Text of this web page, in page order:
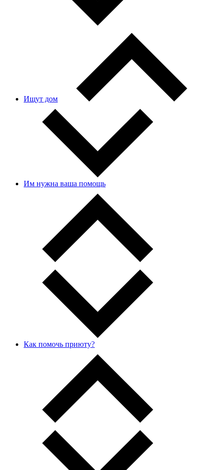
Ищут дом
Им нужна ваша помощь
Как помочь приюту?